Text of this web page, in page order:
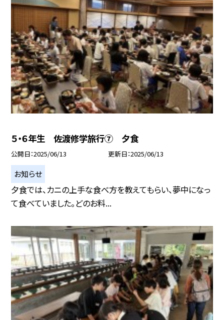
５・６年生 佐渡修学旅行⑦ 夕食
公開日 2025/06/13 更新日 2025/06/13
お知らせ
夕食では、カニの上手な食べ方を教えてもらい、夢中になっ
て食べていました。どのお料...